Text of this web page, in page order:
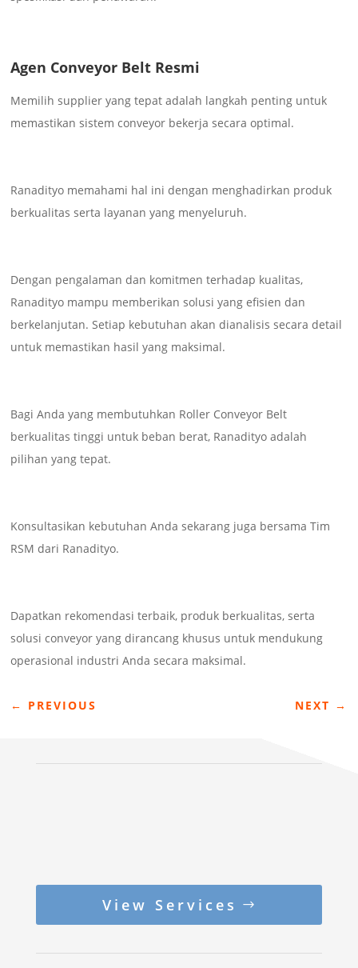
Agen Conveyor Belt Resmi
Memilih supplier yang tepat adalah langkah penting untuk
memastikan sistem conveyor bekerja secara optimal.
Ranadityo memahami hal ini dengan menghadirkan produk
berkualitas serta layanan yang menyeluruh.
Dengan pengalaman dan komitmen terhadap kualitas,
Ranadityo mampu memberikan solusi yang efisien dan
berkelanjutan. Setiap kebutuhan akan dianalisis secara detail
untuk memastikan hasil yang maksimal.
Bagi Anda yang membutuhkan Roller Conveyor Belt
berkualitas tinggi untuk beban berat, Ranadityo adalah
pilihan yang tepat.
Konsultasikan kebutuhan Anda sekarang juga bersama Tim
RSM dari Ranadityo.
Dapatkan rekomendasi terbaik, produk berkualitas, serta
solusi conveyor yang dirancang khusus untuk mendukung
operasional industri Anda secara maksimal.
← PREVIOUS NEXT →
View Services